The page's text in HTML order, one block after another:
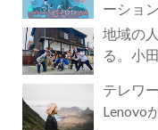
ーショ
地域の
る。小
テレワ
Lenovo